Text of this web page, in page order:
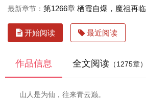
最新章节： 第1266章 栖霞自爆，魔祖再临
开始阅读 最近阅读
作品信息 全文阅读 （1275章）
山人是为仙，往来青云巅。